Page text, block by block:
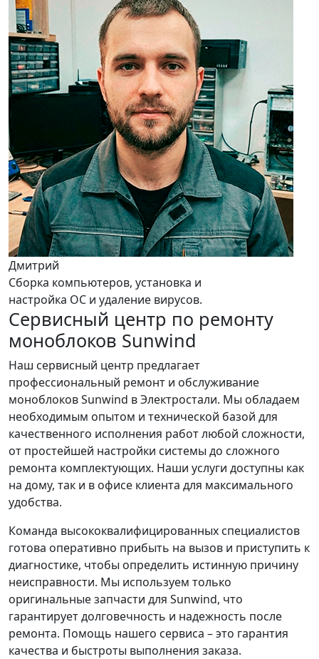
Дмитрий
Сборка компьютеров, установка и
настройка ОС и удаление вирусов.
Сервисный центр по ремонту
моноблоков Sunwind
Наш сервисный центр предлагает
профессиональный ремонт и обслуживание
моноблоков Sunwind в Электростали. Мы обладаем
необходимым опытом и технической базой для
качественного исполнения работ любой сложности,
от простейшей настройки системы до сложного
ремонта комплектующих. Наши услуги доступны как
на дому, так и в офисе клиента для максимального
удобства.
Команда высококвалифицированных специалистов
готова оперативно прибыть на вызов и приступить к
диагностике, чтобы определить истинную причину
неисправности. Мы используем только
оригинальные запчасти для Sunwind, что
гарантирует долговечность и надежность после
ремонта. Помощь нашего сервиса – это гарантия
качества и быстроты выполнения заказа.